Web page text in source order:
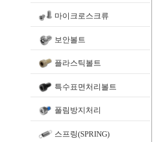
마이크로스크류
보안볼트
플라스틱볼트
특수표면처리볼트
풀림방지처리
스프링(SPRING)